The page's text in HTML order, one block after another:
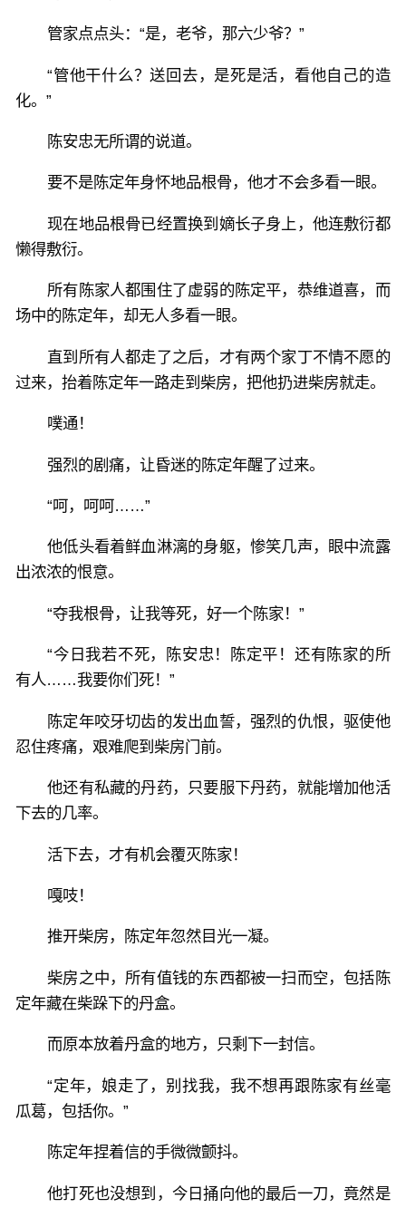
管家点点头：“是，老爷，那六少爷？”
“管他干什么？送回去，是死是活，看他自己的造
化。”
陈安忠无所谓的说道。
要不是陈定年身怀地品根骨，他才不会多看一眼。
现在地品根骨已经置换到嫡长子身上，他连敷衍都
懒得敷衍。
所有陈家人都围住了虚弱的陈定平，恭维道喜，而
场中的陈定年，却无人多看一眼。
直到所有人都走了之后，才有两个家丁不情不愿的
过来，抬着陈定年一路走到柴房，把他扔进柴房就走。
噗通！
强烈的剧痛，让昏迷的陈定年醒了过来。
“呵，呵呵……”
他低头看着鲜血淋漓的身躯，惨笑几声，眼中流露
出浓浓的恨意。
“夺我根骨，让我等死，好一个陈家！”
“今日我若不死，陈安忠！陈定平！还有陈家的所
有人……我要你们死！”
陈定年咬牙切齿的发出血誓，强烈的仇恨，驱使他
忍住疼痛，艰难爬到柴房门前。
他还有私藏的丹药，只要服下丹药，就能增加他活
下去的几率。
活下去，才有机会覆灭陈家！
嘎吱！
推开柴房，陈定年忽然目光一凝。
柴房之中，所有值钱的东西都被一扫而空，包括陈
定年藏在柴跺下的丹盒。
而原本放着丹盒的地方，只剩下一封信。
“定年，娘走了，别找我，我不想再跟陈家有丝毫
瓜葛，包括你。”
陈定年捏着信的手微微颤抖。
他打死也没想到，今日捅向他的最后一刀，竟然是